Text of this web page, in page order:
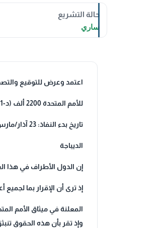
حالة التشريع
ساري
اعتمد وعرض للتوقيع
للأمم المتحدة 2200 ألف (د-21) المؤرخ في 16 كانون/ديسمبر1966
تاريخ بدء النفاذ: 23 آذار/مارس 1976، وفقا لأحكام المادة 49
الديباجة
إن الدول الأطراف في هذا
إذ ترى أن الإقرار بما
المعلنة في ميثاق الأمم
وإذ تقر بأن هذه الحقوق